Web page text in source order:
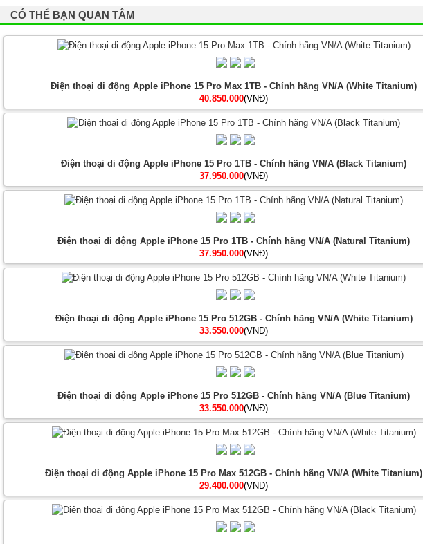
CÓ THỂ BẠN QUAN TÂM
Điện thoại di động Apple iPhone 15 Pro Max 1TB - Chính hãng VN/A (White Titanium)
40.850.000(VNĐ)
Điện thoại di động Apple iPhone 15 Pro 1TB - Chính hãng VN/A (Black Titanium)
37.950.000(VNĐ)
Điện thoại di động Apple iPhone 15 Pro 1TB - Chính hãng VN/A (Natural Titanium)
37.950.000(VNĐ)
Điện thoại di động Apple iPhone 15 Pro 512GB - Chính hãng VN/A (White Titanium)
33.550.000(VNĐ)
Điện thoại di động Apple iPhone 15 Pro 512GB - Chính hãng VN/A (Blue Titanium)
33.550.000(VNĐ)
Điện thoại di động Apple iPhone 15 Pro Max 512GB - Chính hãng VN/A (White Titanium)
29.400.000(VNĐ)